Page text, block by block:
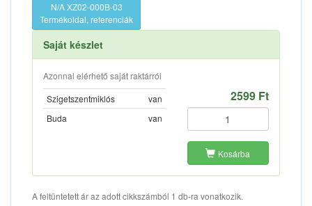
N/A XZ02-000B-03
Termékoldal, referenciák
Saját készlet
Azonnal elérhető saját raktárról
Szigetszentmiklós
van
Buda
van
2599 Ft
Kosárba
A feltüntetett ár az adott cikkszámból 1 db-ra vonatkozik.